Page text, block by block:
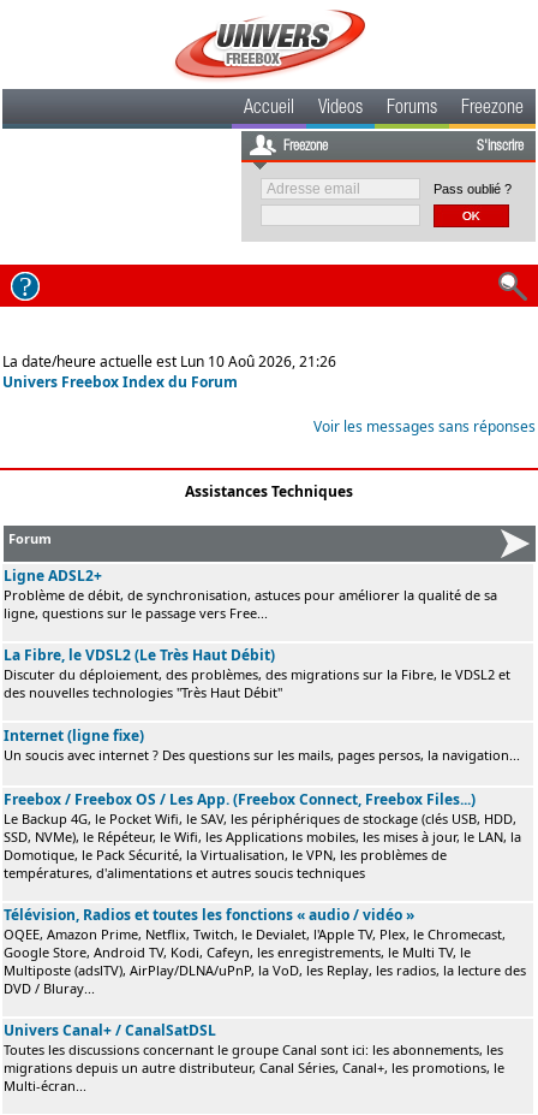
Accueil Videos Forums Freezone
Freezone S'inscrire
Pass oublié ?
La date/heure actuelle est Lun 10 Aoû 2026, 21:26
Univers Freebox Index du Forum
Voir les messages sans réponses
Assistances Techniques
Forum
Ligne ADSL2+
Problème de débit, de synchronisation, astuces pour améliorer la qualité de sa
ligne, questions sur le passage vers Free...
La Fibre, le VDSL2 (Le Très Haut Débit)
Discuter du déploiement, des problèmes, des migrations sur la Fibre, le VDSL2 et
des nouvelles technologies "Très Haut Débit"
Internet (ligne fixe)
Un soucis avec internet ? Des questions sur les mails, pages persos, la navigation...
Freebox / Freebox OS / Les App. (Freebox Connect, Freebox Files...)
Le Backup 4G, le Pocket Wifi, le SAV, les périphériques de stockage (clés USB, HDD,
SSD, NVMe), le Répéteur, le Wifi, les Applications mobiles, les mises à jour, le LAN, la
Domotique, le Pack Sécurité, la Virtualisation, le VPN, les problèmes de
températures, d'alimentations et autres soucis techniques
Télévision, Radios et toutes les fonctions « audio / vidéo »
OQEE, Amazon Prime, Netflix, Twitch, le Devialet, l'Apple TV, Plex, le Chromecast,
Google Store, Android TV, Kodi, Cafeyn, les enregistrements, le Multi TV, le
Multiposte (adslTV), AirPlay/DLNA/uPnP, la VoD, les Replay, les radios, la lecture des
DVD / Bluray...
Univers Canal+ / CanalSatDSL
Toutes les discussions concernant le groupe Canal sont ici: les abonnements, les
migrations depuis un autre distributeur, Canal Séries, Canal+, les promotions, le
Multi-écran...